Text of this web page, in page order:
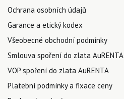
Ochrana osobních údajů
Garance a etický kodex
Všeobecné obchodní podmínky
Smlouva spoření do zlata AuRENTA
VOP spoření do zlata AuRENTA
Platební podmínky a fixace ceny